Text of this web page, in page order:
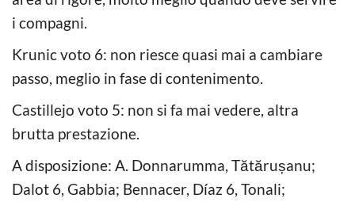
i compagni.
Krunic voto 6: non riesce quasi mai a cambiare
passo, meglio in fase di contenimento.
Castillejo voto 5: non si fa mai vedere, altra
brutta prestazione.
A disposizione: A. Donnarumma, Tătărușanu;
Dalot 6, Gabbia; Bennacer, Díaz 6, Tonali;